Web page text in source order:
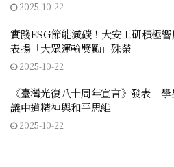
2025-10-22
實踐ESG節能減碳！大安工研積極
表揚「大眾運輸獎勵」殊榮
2025-10-22
《臺灣光復八十周年宣言》發表 學
議中道精神與和平思維
2025-10-22